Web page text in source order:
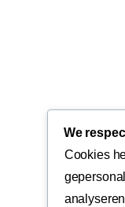
We
Cookies